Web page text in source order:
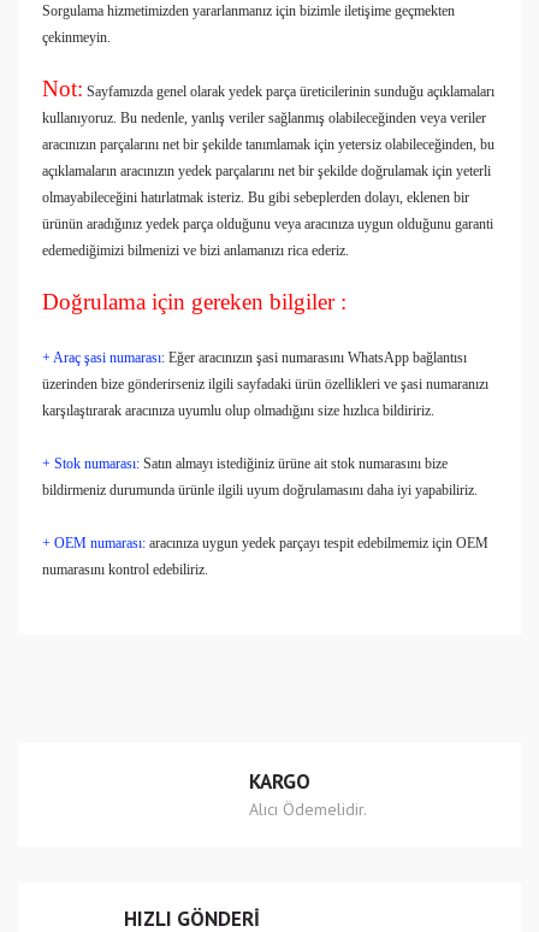
Sorgulama hizmetimizden yararlanmanız için bizimle iletişime geçmekten
çekinmeyin.
Not: Sayfamızda genel olarak yedek parça üreticilerinin sunduğu açıklamaları
kullanıyoruz. Bu nedenle, yanlış veriler sağlanmış olabileceğinden veya veriler
aracınızın parçalarını net bir şekilde tanımlamak için yetersiz olabileceğinden, bu
açıklamaların aracınızın yedek parçalarını net bir şekilde doğrulamak için yeterli
olmayabileceğini hatırlatmak isteriz. Bu gibi sebeplerden dolayı, eklenen bir
ürünün aradığınız yedek parça olduğunu veya aracınıza uygun olduğunu garanti
edemediğimizi bilmenizi ve bizi anlamanızı rica ederiz.
Doğrulama için gereken bilgiler :
+ Araç şasi numarası: Eğer aracınızın şasi numarasını WhatsApp bağlantısı
üzerinden bize gönderirseniz ilgili sayfadaki ürün özellikleri ve şasi numaranızı
karşılaştırarak aracınıza uyumlu olup olmadığını size hızlıca bildiririz.
+ Stok numarası: Satın almayı istediğiniz ürüne ait stok numarasını bize
bildirmeniz durumunda ürünle ilgili uyum doğrulamasını daha iyi yapabiliriz.
+ OEM numarası: aracınıza uygun yedek parçayı tespit edebilmemiz için OEM
numarasını kontrol edebiliriz.
Ürün açıklamasında eksik bilgiler bulunuyor.
Bu ürüne benzer farklı alternatifler olmalı.
KARGO
Alıcı Ödemelidir.
HIZLI GÖNDERİ